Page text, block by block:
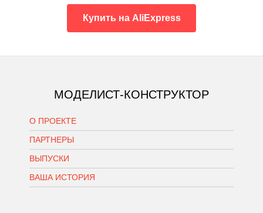
Купить на AliExpress
МОДЕЛИСТ-КОНСТРУКТОР
О ПРОЕКТЕ
ПАРТНЕРЫ
ВЫПУСКИ
ВАША ИСТОРИЯ